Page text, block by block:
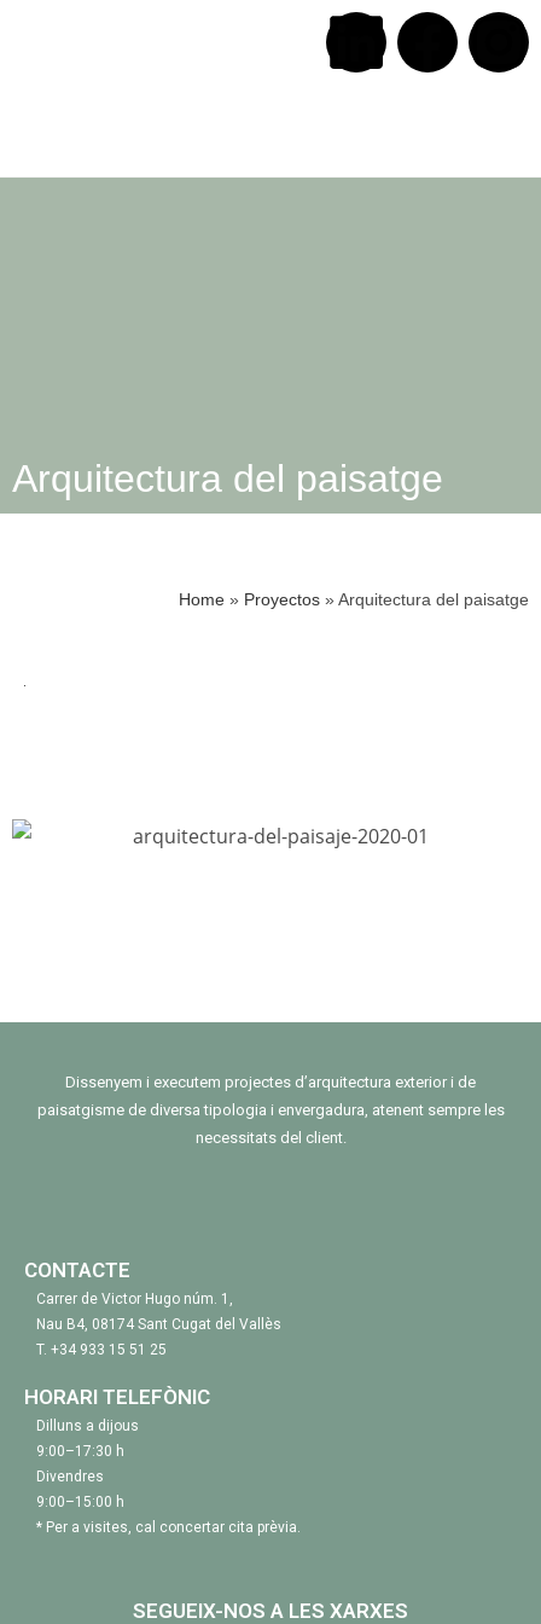
Arquitectura del paisatge
Home » Proyectos »Arquitectura del paisatge
Dissenyem i executem projectes d’arquitectura exterior i de
paisatgisme de diversa tipologia i envergadura, atenent sempre les
necessitats del client.
CONTACTE
Carrer de Victor Hugo núm. 1,
Nau B4, 08174 Sant Cugat del Vallès
T. +34 933 15 51 25
HORARI TELEFÒNIC
Dilluns a dijous
9:00–17:30 h
Divendres
9:00–15:00 h
* Per a visites, cal concertar cita prèvia.
SEGUEIX-NOS A LES XARXES